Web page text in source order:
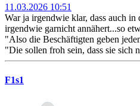
11.03.2026 10:51
War ja irgendwie klar, dass auch
irgendwie garnicht annähert...so
"Also die Beschäftigten geben
"Die sollen froh sein, dass sie sich
F1s1